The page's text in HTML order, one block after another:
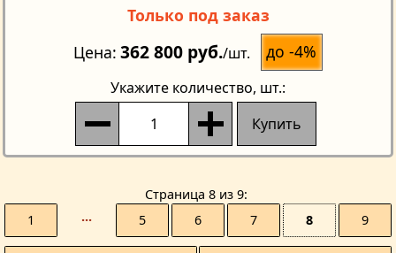
Только под заказ
Цена 362 800 руб./шт. до -4%
Укажите количество, шт.:
Купить
Страницa 8 из 9
1
··· 5 6 7 8 9